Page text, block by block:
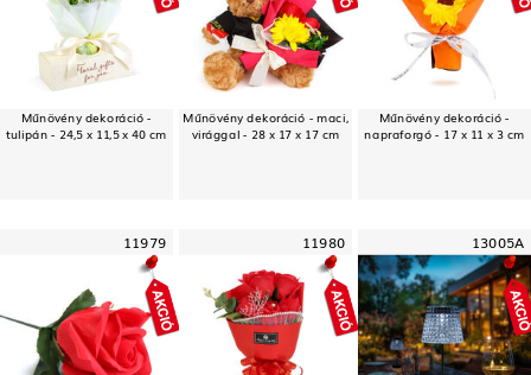
Műnövény dekoráció -
tulipán - 24,5 x 11,5 x 40 cm
Műnövény dekoráció - maci,
virággal - 28 x 17 x 17 cm
Műnövény dekoráció -
napraforgó - 17 x 11 x 3 cm
11979 11980 13005A